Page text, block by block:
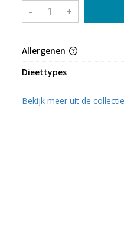
– +
Allergenen
Dieettypes
Bekijk meer uit de